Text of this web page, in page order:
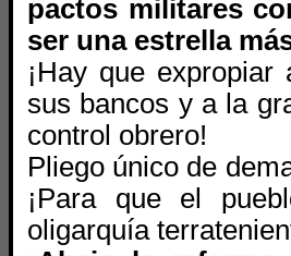
pactos militares
ser una estrella
¡Hay que
sus bancos y a la
control obrero!
Pliego único de
¡Para que el
oligarquía